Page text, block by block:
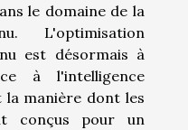
le domaine de la
L'optimisation
est désormais à
à l'intelligence
manière dont les
conçus pour un